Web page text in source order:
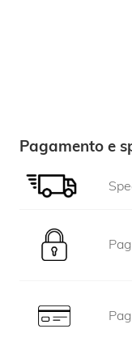
Pagamento e